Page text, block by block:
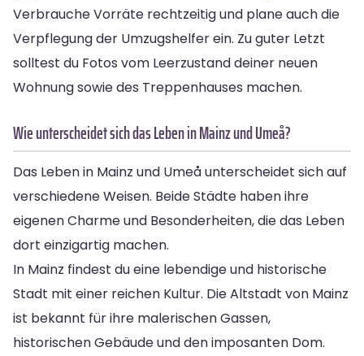
Verbrauche Vorräte rechtzeitig und plane auch die
Verpflegung der Umzugshelfer ein. Zu guter Letzt
solltest du Fotos vom Leerzustand deiner neuen
Wohnung sowie des Treppenhauses machen.
Wie unterscheidet sich das Leben in Mainz und Umeå?
Das Leben in Mainz und Umeå unterscheidet sich auf
verschiedene Weisen. Beide Städte haben ihre
eigenen Charme und Besonderheiten, die das Leben
dort einzigartig machen.
In Mainz findest du eine lebendige und historische
Stadt mit einer reichen Kultur. Die Altstadt von Mainz
ist bekannt für ihre malerischen Gassen,
historischen Gebäude und den imposanten Dom.